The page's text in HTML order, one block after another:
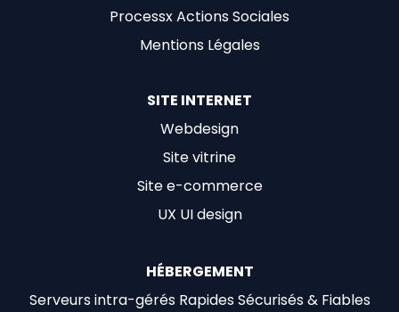
Processx Actions Sociales
Mentions Légales
SITE INTERNET
Webdesign
Site vitrine
Site e-commerce
UX UI design
HÉBERGEMENT
Serveurs intra-gérés Rapides Sécurisés & Fiables